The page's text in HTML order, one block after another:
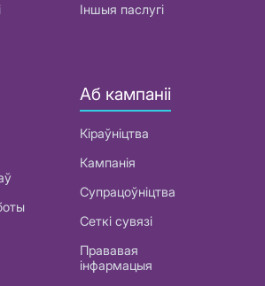
Іншыя паслугі
Аб кампаніі
Кіраўніцтва
Кампанія
Супрацоўніцтва
Сеткі сувязі
Прававая
інфармацыя